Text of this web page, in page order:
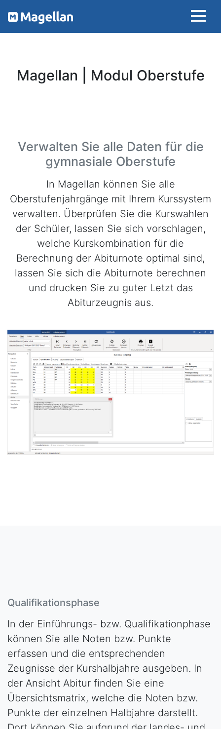
Magellan | Modul Oberstufe
Verwalten Sie alle Daten für die
gymnasiale Oberstufe
In Magellan können Sie alle
Oberstufenjahrgänge mit Ihrem Kurssystem
verwalten. Überprüfen Sie die Kurswahlen
der Schüler, lassen Sie sich vorschlagen,
welche Kurskombination für die
Berechnung der Abiturnote optimal sind,
lassen Sie sich die Abiturnote berechnen
und drucken Sie zu guter Letzt das
Abiturzeugnis aus.
Qualifikationsphase
In der Einführungs- bzw. Qualifikationphase
können Sie alle Noten bzw. Punkte
erfassen und die entsprechenden
Zeugnisse der Kurshalbjahre ausgeben. In
der Ansicht Abitur finden Sie eine
Übersichtsmatrix, welche die Noten bzw.
Punkte der einzelnen Halbjahre darstellt.